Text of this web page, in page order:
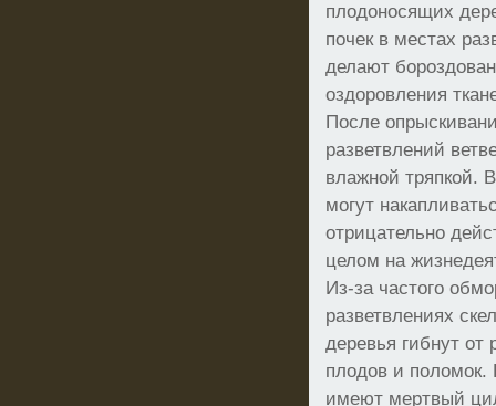
плодоносящих
почек в местах
делают
оздоровления
После
разветвлений
влажной тряпкой.
могут
отрицательно
целом на
Из-за частого
разветвлениях
деревья гибнут
плодов и
имеют мертвый